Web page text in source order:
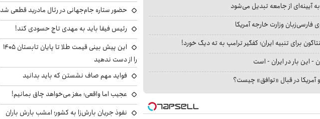
آیینه‌ای از جامعه تبدیل می‌شود
وزارت خارجه آمریکا
برای تنبیه ایران؛ کفگیر ترامپ به ته دیگ خورد!
- این بار در ایران - است
آمریکا در قبال «توافق» چیست؟
حضور ستاره جام‌جهانی در رئال مادرید قطعی شد
رئیس فیفا باید به مهدی تاج حسودی کند!
این پیش بینی قیمت طلا تا پایان تابستان ۱۴۰۵
را از دست ندهید
فواید مهم صاف نشستن که باید بدانید
عجیب اما واقعی؛ مغز می‌خواهد چاق بمانیم!
نفوذ جریان بارش‌زا به کشور؛ امشب بارش باران